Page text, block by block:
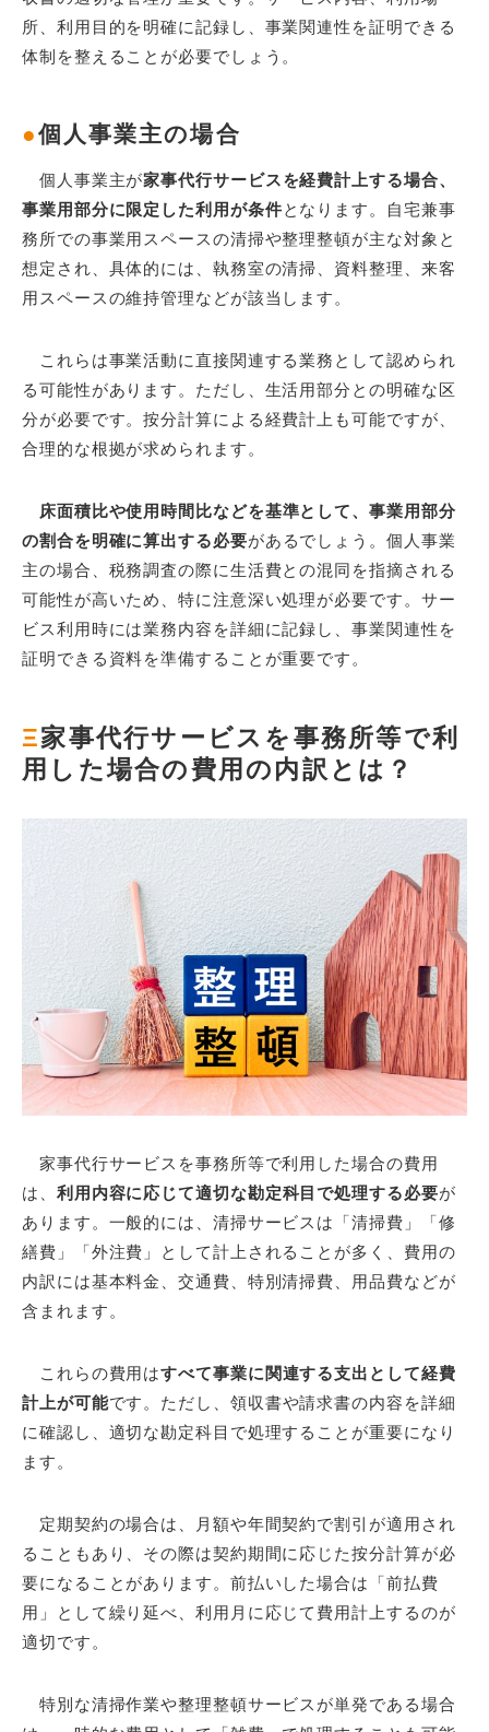
所、利用目的を明確に記録し、事業関連性を証明できる
体制を整えることが必要でしょう。
●個人事業主の場合
個人事業主が家事代行サービスを経費計上する場合、
事業用部分に限定した利用が条件となります。自宅兼事
務所での事業用スペースの清掃や整理整頓が主な対象と
想定され、具体的には、執務室の清掃、資料整理、来客
用スペースの維持管理などが該当します。
これらは事業活動に直接関連する業務として認められ
る可能性があります。ただし、生活用部分との明確な区
分が必要です。按分計算による経費計上も可能ですが、
合理的な根拠が求められます。
床面積比や使用時間比などを基準として、事業用部分
の割合を明確に算出する必要があるでしょう。個人事業
主の場合、税務調査の際に生活費との混同を指摘される
可能性が高いため、特に注意深い処理が必要です。サー
ビス利用時には業務内容を詳細に記録し、事業関連性を
証明できる資料を準備することが重要です。
Ξ家事代行サービスを事務所等で利
用した場合の費用の内訳とは？
家事代行サービスを事務所等で利用した場合の費用
は、 利用内容に応じて適切な勘定科目で処理する必要が
あります。一般的には、清掃サービスは「清掃費」「修
繕費」「外注費」として計上されることが多く、費用の
内訳には基本料金、交通費、特別清掃費、用品費などが
含まれます。
これらの費用はすべて事業に関連する支出として経費
計上が可能です。ただし、領収書や請求書の内容を詳細
に確認し、適切な勘定科目で処理することが重要になり
ます。
定期契約の場合は、月額や年間契約で割引が適用され
ることもあり、その際は契約期間に応じた按分計算が必
要になることがあります。前払いした場合は「前払費
用」として繰り延べ、利用月に応じて費用計上するのが
適切です。
特別な清掃作業や整理整頓サービスが単発である場合